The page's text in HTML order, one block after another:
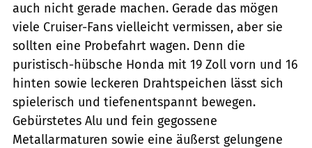
auch nicht gerade machen. Gerade das mögen
viele Cruiser-Fans vielleicht vermissen, aber sie
sollten eine Probefahrt wagen. Denn die
puristisch-hübsche Honda mit 19 Zoll vorn und 16
hinten sowie leckeren Drahtspeichen lässt sich
spielerisch und tiefenentspannt bewegen.
Gebürstetes Alu und fein gegossene
Metallarmaturen sowie eine äußerst gelungene